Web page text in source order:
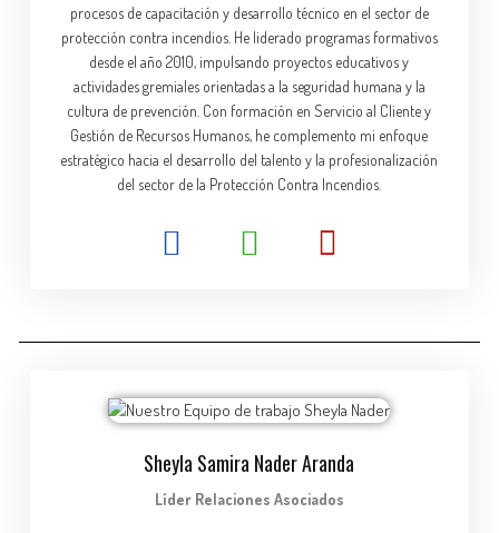
procesos de capacitación y desarrollo técnico en el sector de
protección contra incendios. He liderado programas formativos
desde el año 2010, impulsando proyectos educativos y
actividades gremiales orientadas a la seguridad humana y la
cultura de prevención. Con formación en Servicio al Cliente y
Gestión de Recursos Humanos, he complemento mi enfoque
estratégico hacia el desarrollo del talento y la profesionalización
del sector de la Protección Contra Incendios.
Sheyla Samira Nader Aranda
Líder Relaciones Asociados